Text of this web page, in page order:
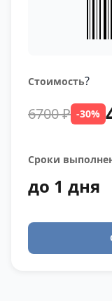
Стоимость?
6700 ₽ -30%
Сроки
до 1 дня